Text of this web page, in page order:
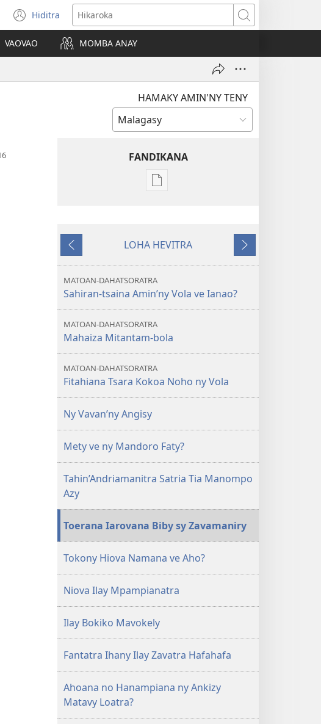
Hiditra
(manokatra
rohy)
Hikaroka
VAOVAO MOMBA ANAY
HAMAKY AMIN'NY TENY
FANDIKANA
Fandikana
Hiverina
LOHA HEVITRA
Manaraka
MATOAN-DAHATSORATRA
Sahiran-tsaina Amin’ny Vola ve Ianao?
MATOAN-DAHATSORATRA
Mahaiza Mitantam-bola
MATOAN-DAHATSORATRA
Fitahiana Tsara Kokoa Noho ny Vola
Ny Vavan’ny Angisy
Mety ve ny Mandoro Faty?
Tahin’Andriamanitra Satria Tia Manompo
Azy
Toerana Iarovana Biby sy Zavamaniry
Tokony Hiova Namana ve Aho?
Niova Ilay Mpampianatra
Ilay Bokiko Mavokely
Fantatra Ihany Ilay Zavatra Hafahafa
Ahoana no Hanampiana ny Ankizy
Matavy Loatra?